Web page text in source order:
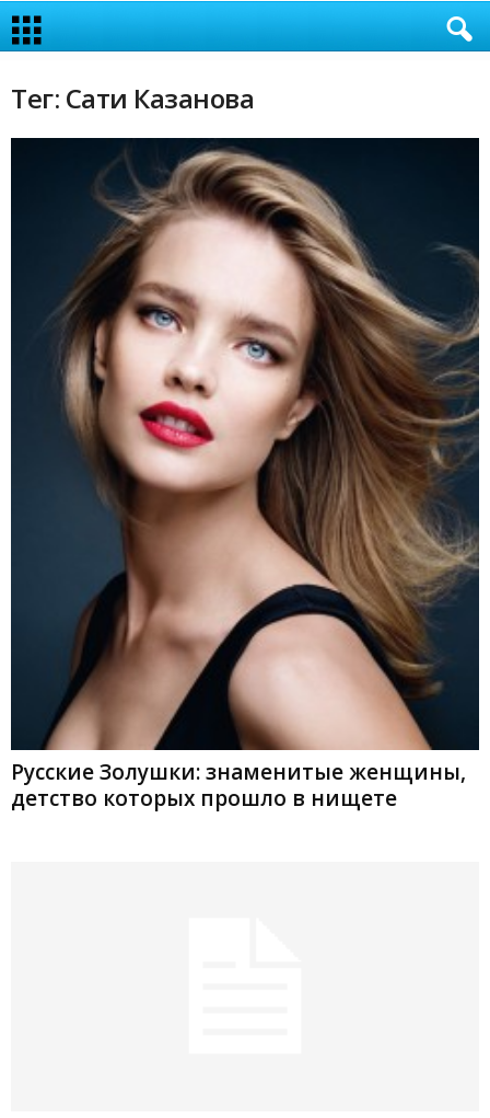
Тег: Сати Казанова
Русские Золушки: знаменитые женщины,
детство которых прошло в нищете